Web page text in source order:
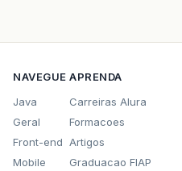
NAVEGUE
Java
Geral
Front-end
Mobile
APRENDA
Carreiras Alura
Formacoes
Artigos
Graduacao FIAP